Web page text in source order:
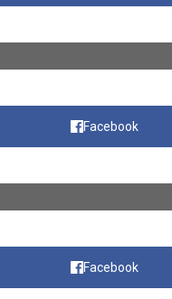
Facebook
Facebook